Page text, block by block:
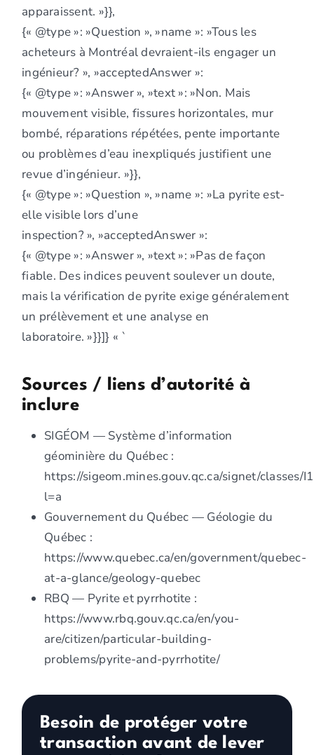
apparaissent. »}},
{« @type »: »Question », »name »: »Tous les
acheteurs à Montréal devraient-ils engager un
ingénieur? », »acceptedAnswer »:
{« @type »: »Answer », »text »: »Non. Mais
mouvement visible, fissures horizontales, mur
bombé, réparations répétées, pente importante
ou problèmes d’eau inexpliqués justifient une
revue d’ingénieur. »}},
{« @type »: »Question », »name »: »La pyrite est-
elle visible lors d’une
inspection? », »acceptedAnswer »:
{« @type »: »Answer », »text »: »Pas de façon
fiable. Des indices peuvent soulever un doute,
mais la vérification de pyrite exige généralement
un prélèvement et une analyse en
laboratoire. »}}]} « `
Sources / liens d’autorité à
inclure
SIGÉOM — Système d’information
géominière du Québec :
https://sigeom.mines.gouv.qc.ca/signet/classes/
l=a
Gouvernement du Québec — Géologie du
Québec :
https://www.quebec.ca/en/government/quebec-
at-a-glance/geology-quebec
RBQ — Pyrite et pyrrhotite :
https://www.rbq.gouv.qc.ca/en/you-
are/citizen/particular-building-
problems/pyrite-and-pyrrhotite/
Besoin de protéger votre
transaction avant de lever